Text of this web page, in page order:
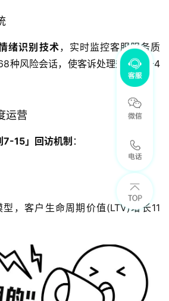
绪识别技术，实时监控客服服务质
种风险会话，使客诉处理效率提升4
运营
7-15」回访机制 ：
，客户生命周期价值(LTV)增长11